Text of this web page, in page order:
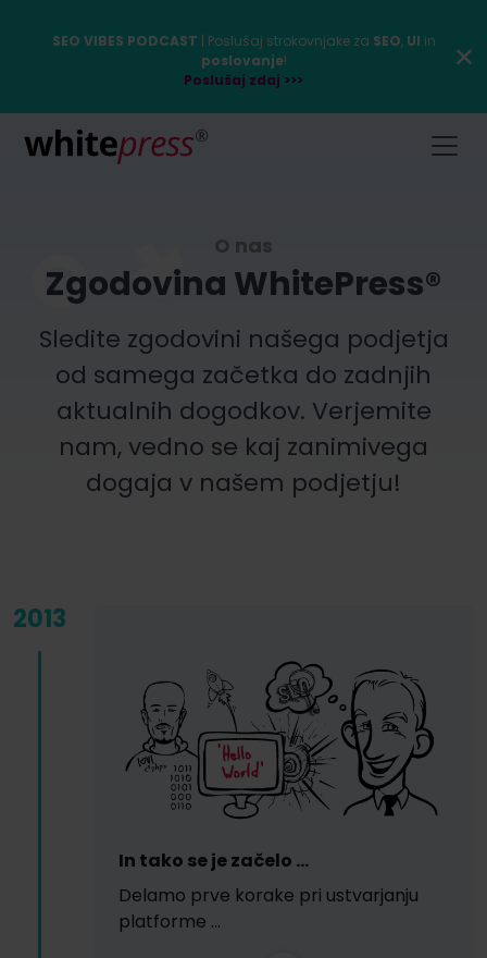
SEO VIBES PODCAST | Poslušaj strokovnjake za SEO, UI in
poslovanje!
Poslušaj zdaj >>>
O nas
Zgodovina WhitePress®
Sledite zgodovini našega podjetja
od samega začetka do zadnjih
aktualnih dogodkov. Verjemite
nam, vedno se kaj zanimivega
dogaja v našem podjetju!
2013
In tako se je začelo ...
Delamo prve korake pri ustvarjanju
platforme ...